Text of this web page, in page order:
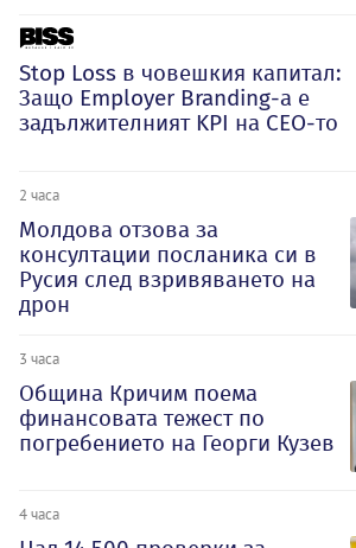
Stop Loss в човешкия капитал:
Защо Employer Branding-а е
задължителният KPI на CEO-то
2 часа
Молдова отзова за
консултации посланика си в
Русия след взривяването на
дрон
3 часа
Община Кричим поема
финансовата тежест по
погребението на Георги Кузев
4 часа